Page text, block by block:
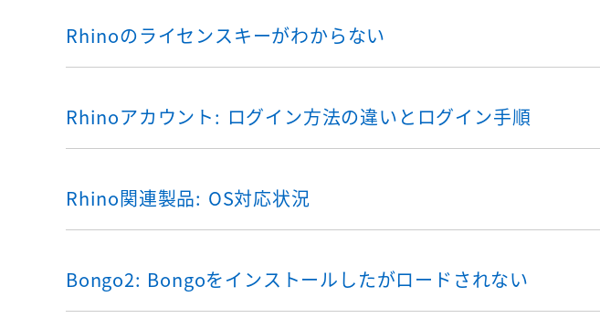
Rhinoのライセンスキーがわからない
Rhinoアカウント: ログイン方法の違いとログイン手順
Rhino関連製品: OS対応状況
Bongo2: Bongoをインストールしたがロードされない